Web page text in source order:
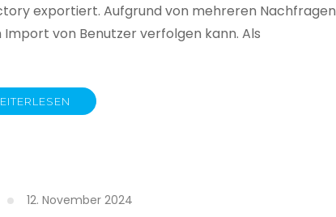
exportiert. Aufgrund von mehreren Nachfragen
von Benutzer verfolgen kann. Als
12. November 2024